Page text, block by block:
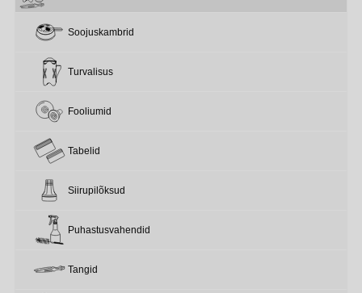
Soojuskambrid
Turvalisus
Fooliumid
Tabelid
Siirupilõksud
Puhastusvahendid
Tangid